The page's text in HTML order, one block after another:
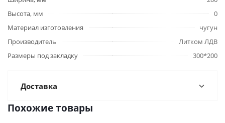
Высота, мм
0
Материал изготовления
чугун
Производитель
Литком ЛДВ
Размеры под закладку
300*200
Доставка
Похожие товары